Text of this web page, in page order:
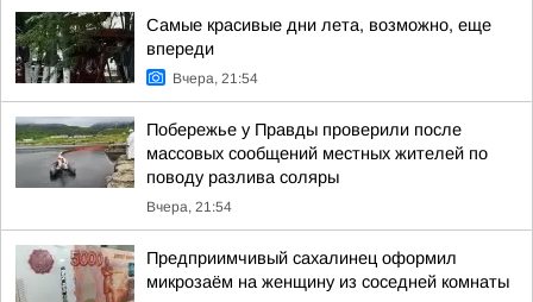
Самые красивые дни лета, возможно, еще
впереди
Вчера, 21:54
Побережье у Правды проверили после
массовых сообщений местных жителей по
поводу разлива соляры
Вчера, 21:54
Предприимчивый сахалинец оформил
микрозаём на женщину из соседней комнаты